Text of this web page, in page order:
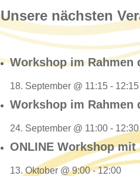
Unsere nächsten
Workshop im Rahmen
18. September @ 11:15 - 12:15
Workshop im Rahmen
24. September @ 11:00 - 12:30
ONLINE Workshop
13. Oktober @ 9:00-12:00